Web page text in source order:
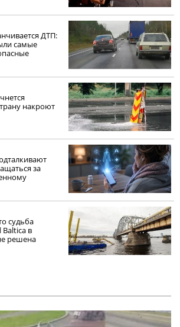
ДТП:
самые
накроют
за
судьба
в
решена